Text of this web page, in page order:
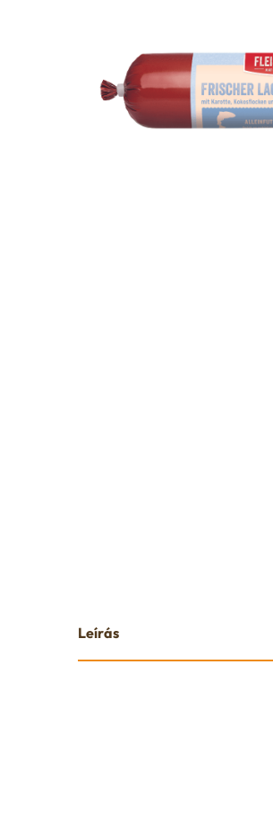
Leírás